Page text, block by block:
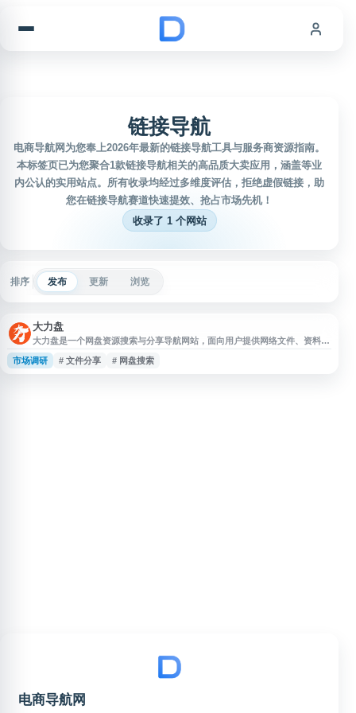
链接导航
电商导航网为您奉上2026年最新的链接导航工具与服务商资源指南。
本标签页已为您聚合1款链接导航相关的高品质大卖应用，涵盖等业
内公认的实用站点。所有收录均经过多维度评估，拒绝虚假链接，助
您在链接导航赛道快速提效、抢占市场先机！
收录了 1 个网站
排序 发布 更新 浏览
大力盘
大力盘是一个网盘资源搜索与分享导航网站，面向用户提供网络文件、资料和
资源链接的检索入口。网站以关键词搜索为核心，帮助用户查找公开分享的网
盘内容，适合用于资料查询、资源发现和文件链接整理。使用时建议注意资源
市场调研 # 文件分享 # 网盘搜索
电商导航网